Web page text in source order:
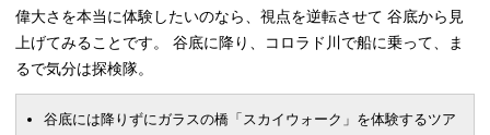
偉大さを本当に体験したいのなら、視点を逆転させて 谷底から見
上げてみることです。 谷底に降り、コロラド川で船に乗って、ま
るで気分は探検隊。
谷底には降りずにガラスの橋「スカイウォーク」を体験するツア